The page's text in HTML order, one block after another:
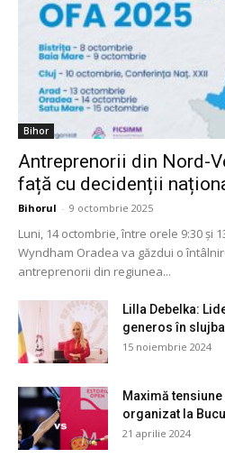
Bihor
Antreprenorii din Nord-
față cu decidenții
Bihorul - 9 octombrie 2025
Luni, 14 octombrie, între orele 9:30 și
Wyndham Oradea va găzdui o
antreprenorii din regiunea...
Lilla Debelka:
generos în
15 noiembrie 2024
Maximă
organizat la
21 aprilie 2024